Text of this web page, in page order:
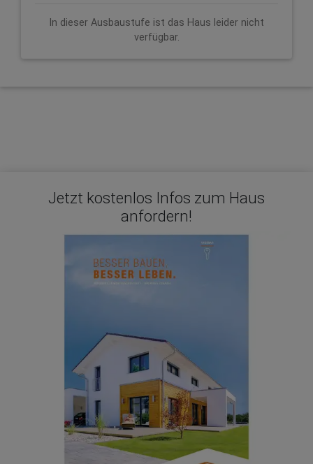
In dieser Ausbaustufe ist das Haus leider nicht
verfügbar.
Jetzt kostenlos Infos zum Haus
anfordern!